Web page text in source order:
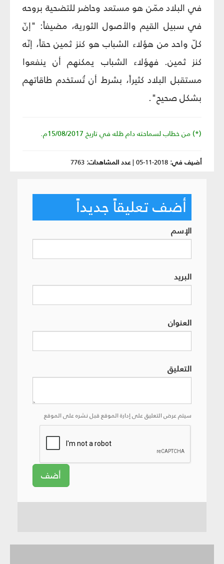
في البلاد ممّن هو مستعد وحاضر للتضحية بروحه
في سبيل القيم والأصول الثورية، مضيفاً: "إنّ
كلّ واحد من هؤلاء الشباب هو كنز ثمين حقاً، إنّه
كنز ثمين. فهؤلاء الشباب يمكنهم أن ينفعوا
مستقبل البلاد كثيراً، بشرط أن تُستخدم طاقاتهم
بشكل صحيح".
(*) من خطاب لسماحته دام ظله في تاريخ 15/08/2017م. ‏
أضيف في: 2018-11-05
|عدد المشاهدات: 7763
أضف تعليقاً جديداً
الإسم
البريد
العنوان
التعليق
سيتم عرض التعليق على إدارة الموقع قبل نشره على الموقع
أضف